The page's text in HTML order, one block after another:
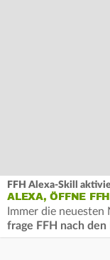
FFH Alexa-Skill
ALEXA, ÖFFNE FFH
Immer die
frage FFH nach